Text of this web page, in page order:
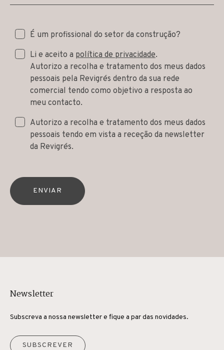
É um profissional do setor da construção?
Li e aceito a política de privacidade.
Autorizo a recolha e tratamento dos meus dados
pessoais pela Revigrés dentro da sua rede
comercial tendo como objetivo a resposta ao
meu contacto.
Autorizo a recolha e tratamento dos meus dados
pessoais tendo em vista a receção da newsletter
da Revigrés.
ENVIAR
Newsletter
Subscreva a nossa newsletter e fique a par das novidades.
SUBSCREVER